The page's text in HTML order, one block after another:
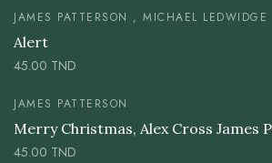
JAMES PATTERSON , MICHAEL LEDWIDGE
Alert
45.00 TND
JAMES PATTERSON
Merry Christmas, Alex Cross James
45.00 TND